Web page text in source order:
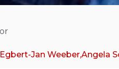
Egbert-Jan Weeber,Angela